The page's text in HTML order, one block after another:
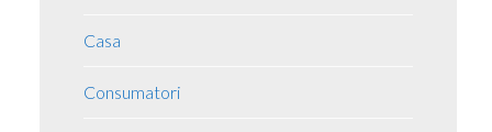
Casa
Consumatori